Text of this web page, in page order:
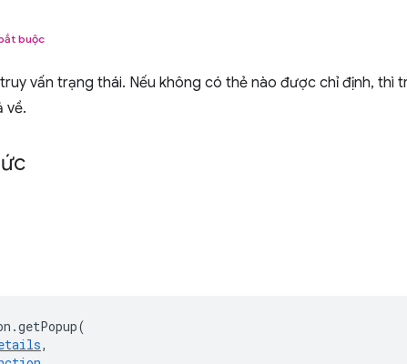
buộc
vấn trạng thái. Nếu không có thẻ nào được chỉ định, thì
về.
.getPopup(
,